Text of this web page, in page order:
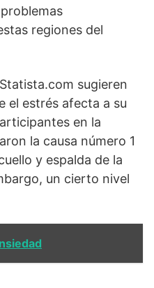
regiones del
sugieren
el estrés afecta a su
en la
la causa número 1
y espalda de la
un cierto nivel